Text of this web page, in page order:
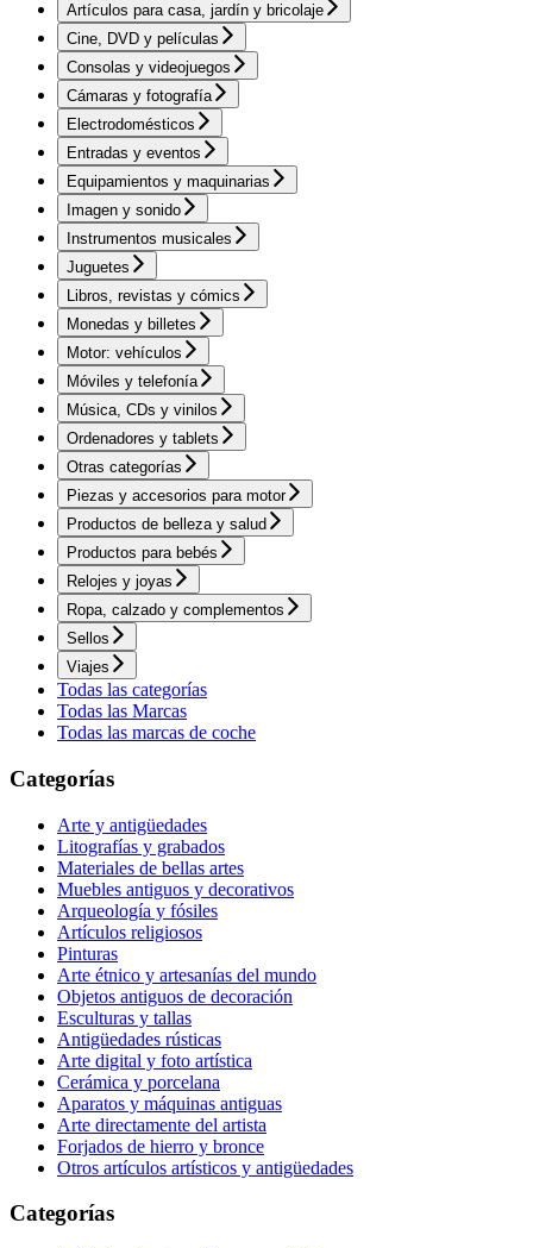
Artículos para casa, jardín y bricolaje
Cine, DVD y películas
Consolas y videojuegos
Cámaras y fotografía
Electrodomésticos
Entradas y eventos
Equipamientos y maquinarias
Imagen y sonido
Instrumentos musicales
Juguetes
Libros, revistas y cómics
Monedas y billetes
Motor: vehículos
Móviles y telefonía
Música, CDs y vinilos
Ordenadores y tablets
Otras categorías
Piezas y accesorios para motor
Productos de belleza y salud
Productos para bebés
Relojes y joyas
Ropa, calzado y complementos
Sellos
Viajes
Todas las categorías
Todas las Marcas
Todas las marcas de coche
Categorías
Arte y antigüedades
Litografías y grabados
Materiales de bellas artes
Muebles antiguos y decorativos
Arqueología y fósiles
Artículos religiosos
Pinturas
Arte étnico y artesanías del mundo
Objetos antiguos de decoración
Esculturas y tallas
Antigüedades rústicas
Arte digital y foto artística
Cerámica y porcelana
Aparatos y máquinas antiguas
Arte directamente del artista
Forjados de hierro y bronce
Otros artículos artísticos y antigüedades
Categorías